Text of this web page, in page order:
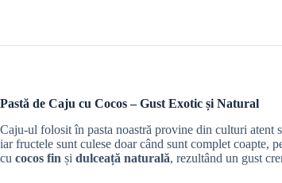
Pastă de Caju cu Cocos – Gust Exotic și Natural
Caju-ul folosit în pasta noastră provine din culturi atent
iar fructele sunt culese doar când sunt complet coapte,
cu cocos fin și dulceață naturală, rezultând un gust